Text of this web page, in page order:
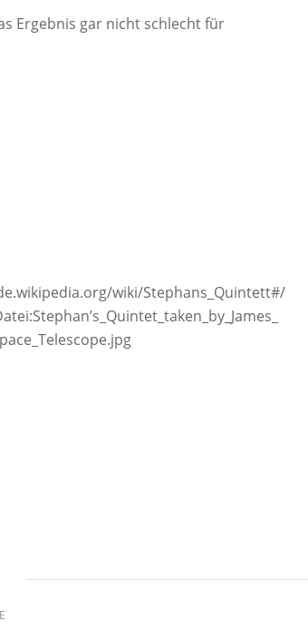
Ergebnis gar nicht schlecht für
wiki/Stephans_Quintett#/